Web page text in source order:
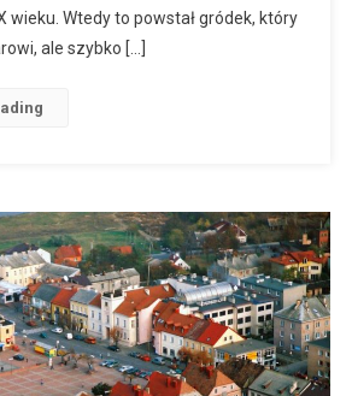
wieku. Wtedy to powstał gródek, który
ale szybko […]